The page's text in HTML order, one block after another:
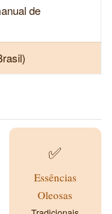
de
✅
Essências
Oleosas